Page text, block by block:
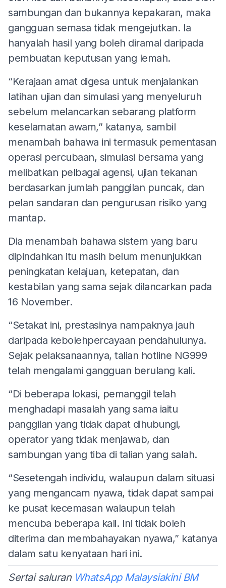
sambungan dan bukannya kepakaran, maka
gangguan semasa tidak mengejutkan. Ia
hanyalah hasil yang boleh diramal daripada
pembuatan keputusan yang lemah.
“Kerajaan amat digesa untuk menjalankan
latihan ujian dan simulasi yang menyeluruh
sebelum melancarkan sebarang platform
keselamatan awam,” katanya, sambil
menambah bahawa ini termasuk pementasan
operasi percubaan, simulasi bersama yang
melibatkan pelbagai agensi, ujian tekanan
berdasarkan jumlah panggilan puncak, dan
pelan sandaran dan pengurusan risiko yang
mantap.
Dia menambah bahawa sistem yang baru
dipindahkan itu masih belum menunjukkan
peningkatan kelajuan, ketepatan, dan
kestabilan yang sama sejak dilancarkan pada
16 November.
“Setakat ini, prestasinya nampaknya jauh
daripada kebolehpercayaan pendahulunya.
Sejak pelaksanaannya, talian hotline NG999
telah mengalami gangguan berulang kali.
“Di beberapa lokasi, pemanggil telah
menghadapi masalah yang sama iaitu
panggilan yang tidak dapat dihubungi,
operator yang tidak menjawab, dan
sambungan yang tiba di talian yang salah.
“Sesetengah individu, walaupun dalam situasi
yang mengancam nyawa, tidak dapat sampai
ke pusat kecemasan walaupun telah
mencuba beberapa kali. Ini tidak boleh
diterima dan membahayakan nyawa,” katanya
dalam satu kenyataan hari ini.
Sertai saluran WhatsApp Malaysiakini BM